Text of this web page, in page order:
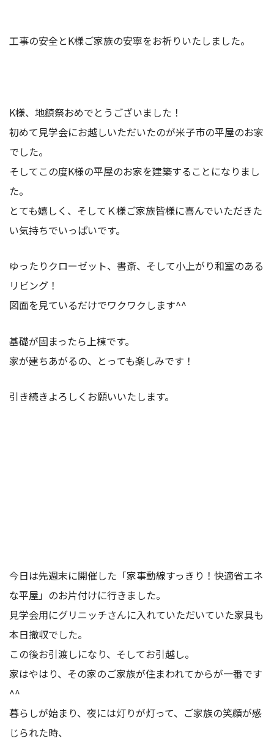
工事の安全とK様ご家族の安寧をお祈りいたしました。
K様、地鎮祭おめでとうございました！
初めて見学会にお越しいただいたのが米子市の平屋のお家
でした。
そしてこの度K様の平屋のお家を建築することになりまし
た。
とても嬉しく、そしてＫ様ご家族皆様に喜んでいただきた
い気持ちでいっぱいです。
ゆったりクローゼット、書斎、そして小上がり和室のある
リビング！
図面を見ているだけでワクワクします^^
基礎が固まったら上棟です。
家が建ちあがるの、とっても楽しみです！
引き続きよろしくお願いいたします。
今日は先週末に開催した「家事動線すっきり！快適省エネ
な平屋」のお片付けに行きました。
見学会用にグリニッチさんに入れていただいていた家具も
本日撤収でした。
この後お引渡しになり、そしてお引越し。
家はやはり、その家のご家族が住まわれてからが一番です
^^
暮らしが始まり、夜には灯りが灯って、ご家族の笑顔が感
じられた時、